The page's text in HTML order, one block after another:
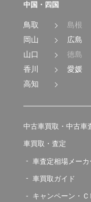
中国・四国
鳥取
島根
岡山
広島
山口
徳島
香川
愛媛
高知
中古車買取・中古車
車買取・査定
車査定相場メーカ
車買取ガイド
キャンペーン・Ｃ